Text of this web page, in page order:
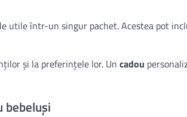
utile într-un singur pachet. Acestea pot
și la preferințele lor. Un cadou
bebeluși